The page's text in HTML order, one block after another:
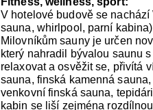
V hotelové budově se
sauna, whirlpool, parní
Milovníkům sauny je určen
který nahradil bývalou saunu
relaxovat a osvěžit se, přivítá
sauna, finská kamenná
venkovní finská sauna,
kabin se liší zejména